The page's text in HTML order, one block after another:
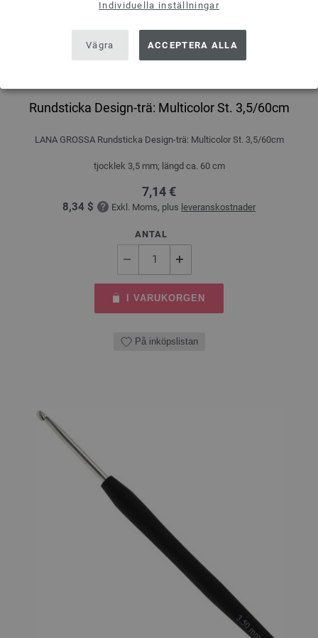
Individuella inställningar
Vägra ACCEPTERA ALLA
Rundsticka Design-trä: Multicolor St. 3,5/60cm
LANA GROSSA Rundsticka Design-trä: Multicolor St. 3,5/60cm
tjocklek 3,5 mm; längd ca. 60 cm
7,14 €
8,34 $ Exkl. Moms, plus leveranskostnader
ANTAL
I VARUKORGEN
På inköpslistan